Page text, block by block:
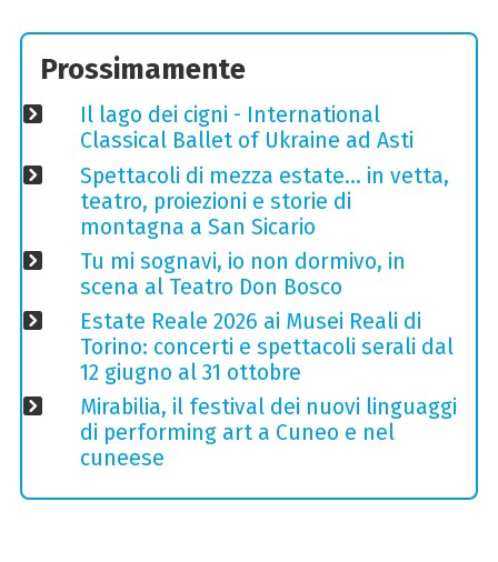
Prossimamente
Il lago dei cigni - International
Classical Ballet of Ukraine ad Asti
Spettacoli di mezza estate… in vetta,
teatro, proiezioni e storie di
montagna a San Sicario
Tu mi sognavi, io non dormivo, in
scena al Teatro Don Bosco
Estate Reale 2026 ai Musei Reali di
Torino: concerti e spettacoli serali dal
12 giugno al 31 ottobre
Mirabilia, il festival dei nuovi linguaggi
di performing art a Cuneo e nel
cuneese